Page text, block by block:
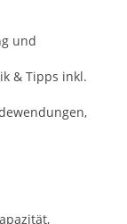
und
& Tipps inkl.